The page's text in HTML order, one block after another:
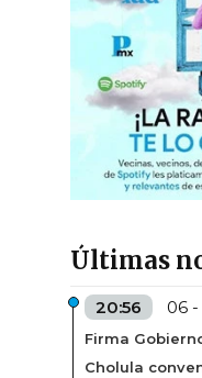
Últimas
20:56 06 -
Firma
Cholula